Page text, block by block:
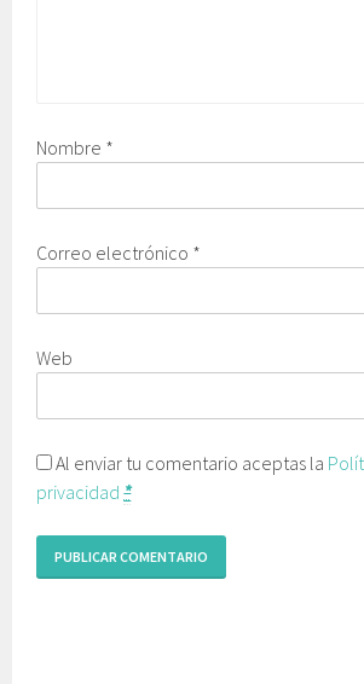
Nombre *
Correo electrónico *
Web
Al enviar tu comentario aceptas la
privacidad *